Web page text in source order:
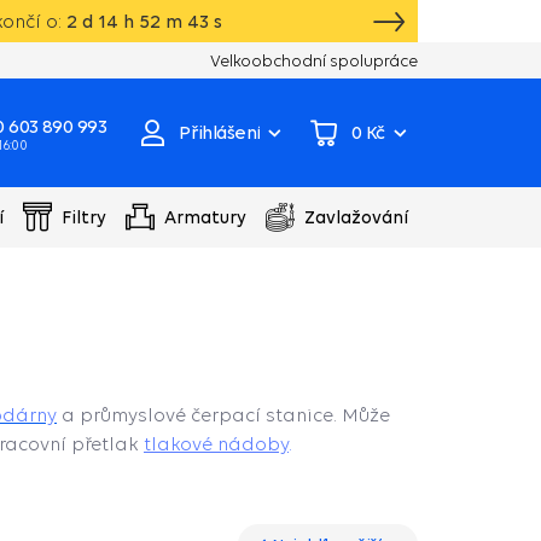
o: 2 d 14 h 52 m 42 s
Vlastní sklad, výroba, servisní centrum
Velkoobchodní spolupráce
603 890 993 Přihlášení 0 Kč
Filtry Armatury Zavlažování
a průmyslové čerpací stanice. Může
přetlak tlakové nádoby.